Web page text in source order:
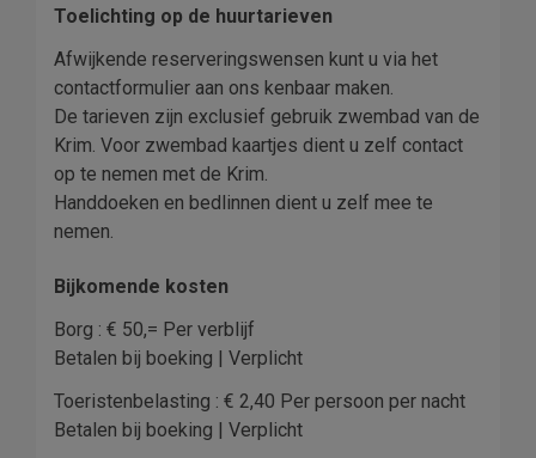
Toelichting op de huurtarieven
Afwijkende reserveringswensen kunt u via het
contactformulier aan ons kenbaar maken.
De tarieven zijn exclusief gebruik zwembad van de
Krim. Voor zwembad kaartjes dient u zelf contact
op te nemen met de Krim.
Handdoeken en bedlinnen dient u zelf mee te
nemen.
Bijkomende kosten
Borg : € 50,= Per verblijf
Betalen bij boeking | Verplicht
Toeristenbelasting : € 2,40 Per persoon per nacht
Betalen bij boeking | Verplicht